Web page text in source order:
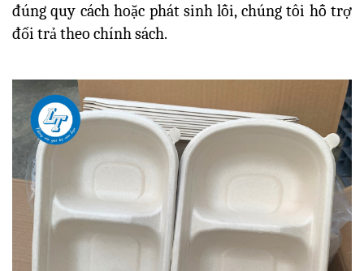
đúng quy cách hoặc phát sinh lỗi, chúng tôi hỗ trợ
đổi trả theo chính sách.